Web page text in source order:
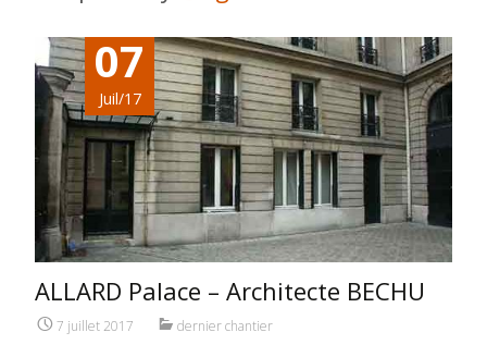
07
Juil/17
ALLARD Palace – Architecte BECHU
7 juillet 2017 dernier chantier